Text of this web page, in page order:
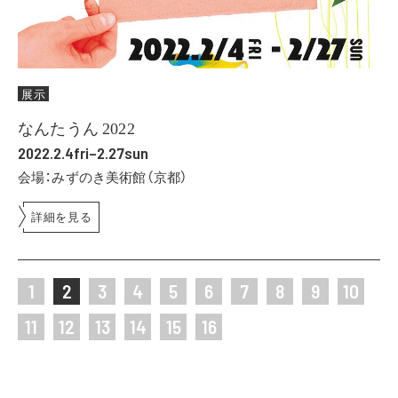
展示
なんたうん 2022
2022.2.4fri–2.27sun
会場：みずのき美術館（京都）
詳細を見る
1 2 3 4 5 6 7 8 9
10
11
12 13 14 15 16